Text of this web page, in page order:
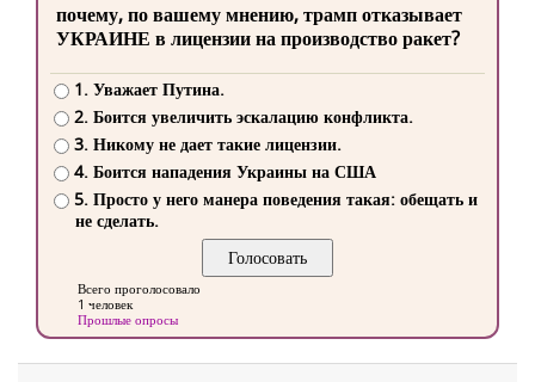
почему, по вашему мнению, трамп отказывает
УКРАИНЕ в лицензии на производство ракет?
1. Уважает Путина.
2. Боится увеличить эскалацию конфликта.
3. Никому не дает такие лицензии.
4. Боится нападения Украины на США
5. Просто у него манера поведения такая: обещать и
не сделать.
Всего проголосовало
1 человек
Прошлые опросы